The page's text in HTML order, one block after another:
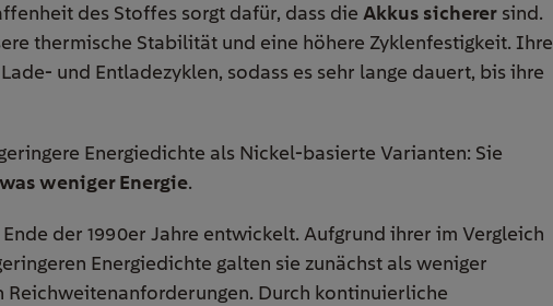
des Stoffes sorgt dafür, dass die Akkus sicherer sind.
thermische Stabilität und eine höhere Zyklenfestigkeit. Ihre
und Entladezyklen, sodass es sehr lange dauert, bis ihre
Energiedichte als Nickel-basierte Varianten: Sie
weniger Energie.
der 1990er Jahre entwickelt. Aufgrund ihrer im Vergleich
Energiedichte galten sie zunächst als weniger
Reichweitenanforderungen. Durch kontinuierliche